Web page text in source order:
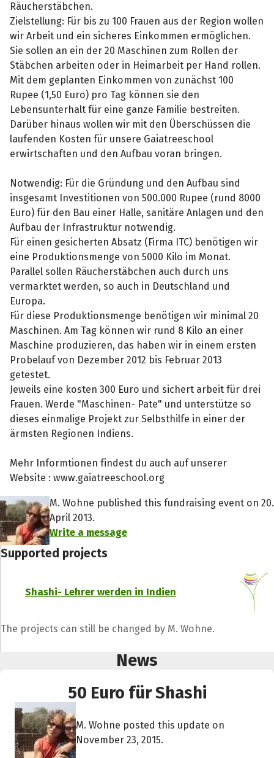
Räucherstäbchen.
Zielstellung: Für bis zu 100 Frauen aus der Region wollen
wir Arbeit und ein sicheres Einkommen ermöglichen.
Sie sollen an ein der 20 Maschinen zum Rollen der
Stäbchen arbeiten oder in Heimarbeit per Hand rollen.
Mit dem geplanten Einkommen von zunächst 100
Rupee (1,50 Euro) pro Tag können sie den
Lebensunterhalt für eine ganze Familie bestreiten.
Darüber hinaus wollen wir mit den Überschüssen die
laufenden Kosten für unsere Gaiatreeschool
erwirtschaften und den Aufbau voran bringen.
Notwendig: Für die Gründung und den Aufbau sind
insgesamt Investitionen von 500.000 Rupee (rund 8000
Euro) für den Bau einer Halle, sanitäre Anlagen und den
Aufbau der Infrastruktur notwendig.
Für einen gesicherten Absatz (Firma ITC) benötigen wir
eine Produktionsmenge von 5000 Kilo im Monat.
Parallel sollen Räucherstäbchen auch durch uns
vermarktet werden, so auch in Deutschland und
Europa.
Für diese Produktionsmenge benötigen wir minimal 20
Maschinen. Am Tag können wir rund 8 Kilo an einer
Maschine produzieren, das haben wir in einem ersten
Probelauf von Dezember 2012 bis Februar 2013
getestet.
Jeweils eine kosten 300 Euro und sichert arbeit für drei
Frauen. Werde "Maschinen- Pate" und unterstütze so
dieses einmalige Projekt zur Selbsthilfe in einer der
ärmsten Regionen Indiens.
Mehr Informtionen findest du auch auf unserer
Website : www.gaiatreeschool.org
M. Wohne published this fundraising event on 20.
April 2013.
Write a message
Supported projects
Shashi- Lehrer werden in Indien
The projects can still be changed by M. Wohne.
News
50 Euro für Shashi
M. Wohne posted this update on
November 23, 2015.
Share fundraising event